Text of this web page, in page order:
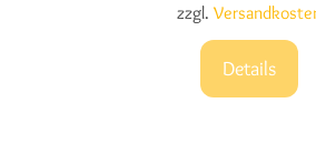
zzgl.
Details